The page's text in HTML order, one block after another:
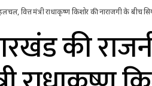
वित्त मंत्री राधाकृष्ण किशोर की नाराजगी के बीच
की